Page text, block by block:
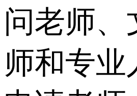
问老师、
师和专业